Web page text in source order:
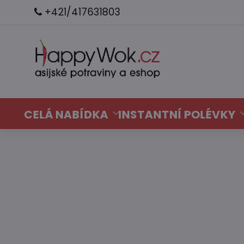
+421/417631803
CELÁ NABÍDKA INSTANTNÍ POLÉVKY